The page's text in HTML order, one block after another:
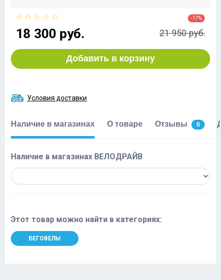
18 300 руб.
-17%
21 950 руб.
Добавить в корзину
Условия доставки
Наличие в магазинах О товаре Отзывы 0
Наличие в магазинах ВЕЛОДРАЙВ
Этот товар можно найти в категориях:
БЕГОВЕЛЫ